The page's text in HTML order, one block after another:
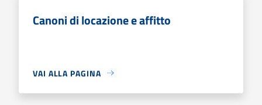
Canoni di locazione e affitto
VAI ALLA PAGINA